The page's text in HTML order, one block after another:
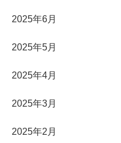
2025年6月
2025年5月
2025年4月
2025年3月
2025年2月